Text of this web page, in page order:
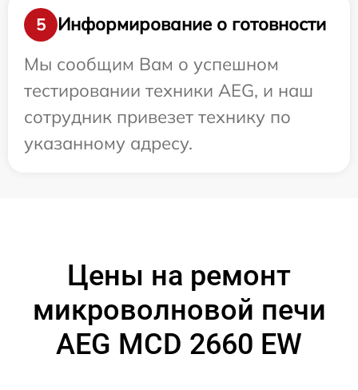
5
Информирование о готовности
Мы сообщим Вам о успешном
тестировании техники AEG, и наш
сотрудник привезет технику по
указанному адресу.
Цены на ремонт
микроволновой печи
AEG MCD 2660 EW